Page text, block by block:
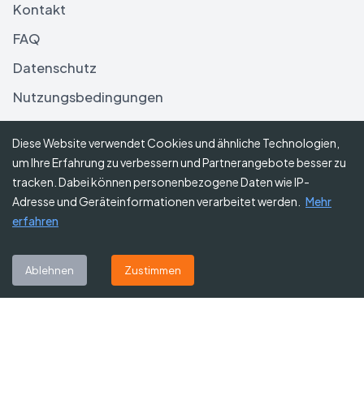
Kontakt
FAQ
Datenschutz
Nutzungsbedingungen
Haftungsausschluss
Folgen Sie uns
Diese Website verwendet Cookies und ähnliche Technologien,
um Ihre Erfahrung zu verbessern und Partnerangebote besser zu
tracken. Dabei können personenbezogene Daten wie IP-
Adresse und Geräteinformationen verarbeitet werden.
Mehr
erfahren
Ablehnen Zustimmen